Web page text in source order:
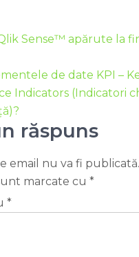
Sense™ apărute la
de date KPI –
Indicators (Indicatori
răspuns
email nu va fi publicată.
marcate cu *
*